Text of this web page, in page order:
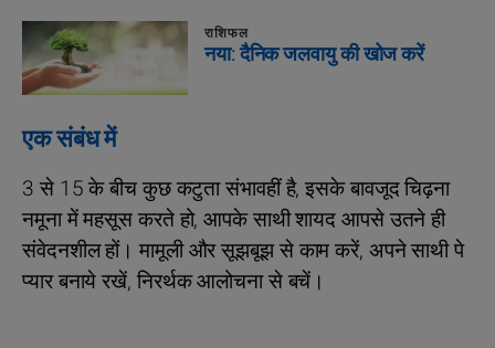
राशिफल
नया: दैनिक जलवायु की खोज करें
एक संबंध में
3 से 15 के बीच कुछ कटुता संभावहीं है, इसके बावजूद चिढ़ना
नमूना में महसूस करते हो, आपके साथी शायद आपसे उतने ही
संवेदनशील हों। मामूली और सूझबूझ से काम करें, अपने साथी पे
प्यार बनाये रखें, निरर्थक आलोचना से बचें।